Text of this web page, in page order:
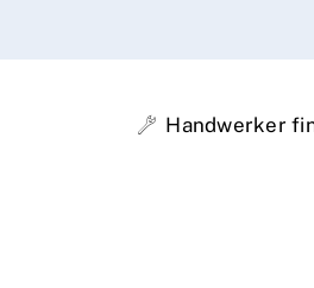
Handwerker